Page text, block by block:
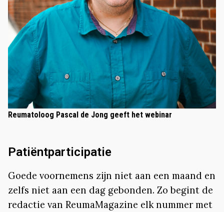
Reumatoloog Pascal de Jong geeft het webinar
Patiëntparticipatie
Goede voornemens zijn niet aan een maand en
zelfs niet aan een dag gebonden. Zo begint de
redactie van ReumaMagazine elk nummer met